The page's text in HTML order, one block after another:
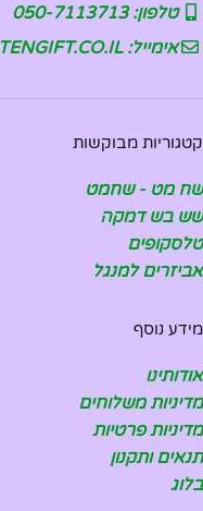
טלפון: 050-7113713
אימייל: SHOP@TENGIFT.CO.IL
קטגוריות מבוקשות
שח מט - שחמט
שש בש דמקה
טלסקופים
אביזרים למנגל
מידע נוסף
אודותינו
מדיניות משלוחים
מדיניות פרטיות
תנאים ותקנון
בלוג